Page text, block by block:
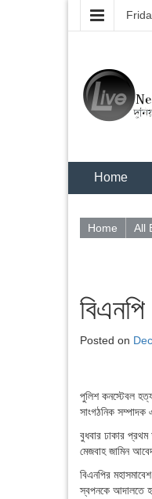
Home
Home All
Posted on
পুলিশ কনস্টেবল
সাংগঠনিক সম্পাদক
বুধবার ঢাকার
মেজবাহ জামিন
বিএনপির
স্বপনকে আদালতে